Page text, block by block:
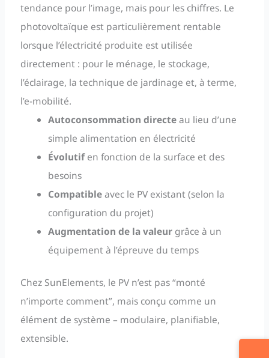
tendance pour l’image, mais pour les chiffres. Le
photovoltaïque est particulièrement rentable
lorsque l’électricité produite est utilisée
directement : pour le ménage, le stockage,
l’éclairage, la technique de jardinage et, à terme,
l’e-mobilité.
Autoconsommation directeau lieu d’une
simple alimentation en électricité
Évolutifen fonction de la surface et des
besoins
Compatibleavec le PV existant (selon la
configuration du projet)
Augmentation de la valeur grâce à un
équipement à l’épreuve du temps
Chez SunElements, le PV n’est pas “monté
n’importe comment”, mais conçu comme un
élément de système – modulaire, planifiable,
extensible.